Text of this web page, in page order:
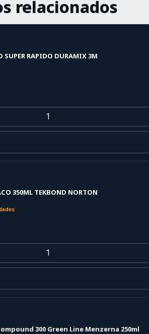
relacionados
SUPER RAPIDO DURAMIX 3M
350ML TEKBOND NORTON
300 Green Line Menzerna 250ml